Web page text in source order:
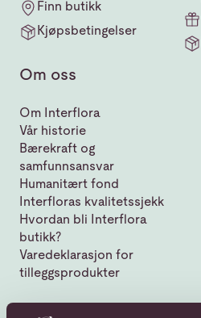
Finn butikk
Kjøpsbetingelser
Om oss
Om Interflora
Vår historie
Bærekraft og
samfunnsansvar
Humanitært fond
Interfloras kvalitetssjekk
Hvordan bli Interflora
butikk?
Varedeklarasjon for
tilleggsprodukter